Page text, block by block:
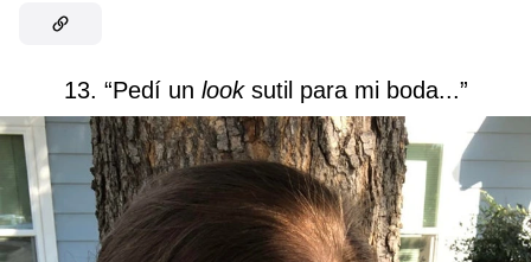
13. “Pedí un looksutil para mi boda...”